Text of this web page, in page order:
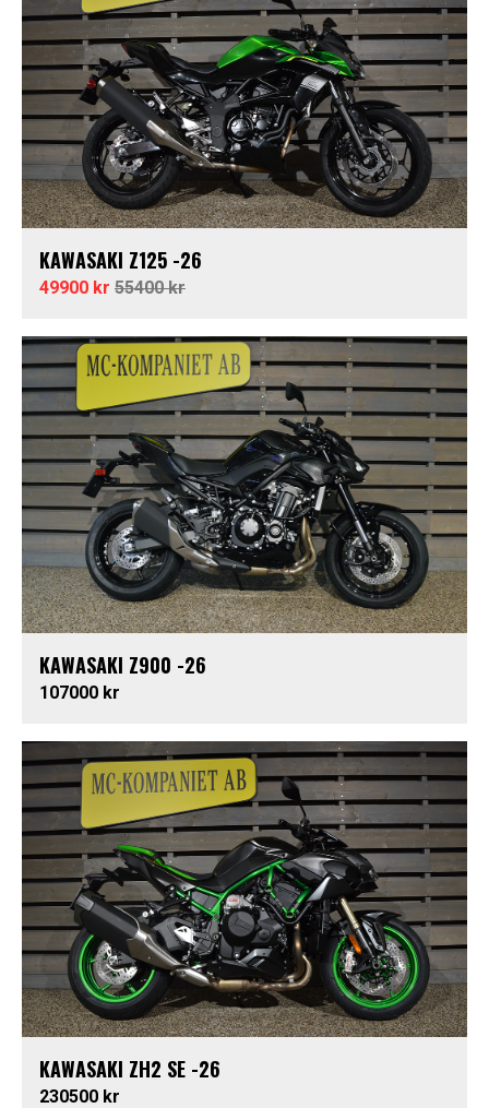
KAWASAKI Z125 -26
49900 kr 55400 kr
KAWASAKI Z900 -26
107000 kr
KAWASAKI ZH2 SE -26
230500 kr